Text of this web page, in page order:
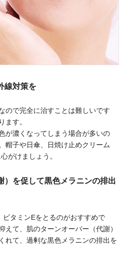
線対策を
ので完全に治すことは難しいです
ます。
が濃くなってしまう場合が多いの
帽子や日傘、日焼け止めクリーム
がけましょう。
を促して黒色メラニンの排出
タミンEをとるのがおすすめで
えて、肌のターンオーバー（代謝）
れて、過剰な黒色メラニンの排出を